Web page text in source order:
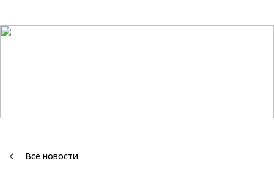
Все новости